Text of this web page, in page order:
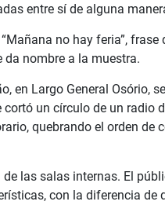
entre sí de alguna
no hay feria”, frase
da nombre a la muestra.
en Largo General Osório,
un círculo de un radio
quebrando el orden de
las salas internas. El
con la diferencia de